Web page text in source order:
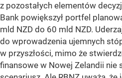
z pozostałych elementów
Bank powiększył portfel
mld NZD do 60 mld NZD.
do wprowadzenia ujemnych
w przyszłości, mimo że
finansowe w Nowej Zelandii nie